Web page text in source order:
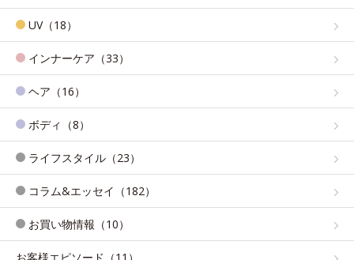
UV（18）
インナーケア（33）
ヘア（16）
ボディ（8）
ライフスタイル（23）
コラム&エッセイ（182）
お買い物情報（10）